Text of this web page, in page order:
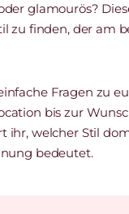
glamourös?
zu finden, der am
Fragen zu
bis zur
ihr, welcher Stil
bedeutet.